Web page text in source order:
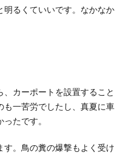
明るくていいです。なかなか
カーポートを設置すること
も一苦労でしたし、真夏に車
たです。
。鳥の糞の爆撃もよく受け